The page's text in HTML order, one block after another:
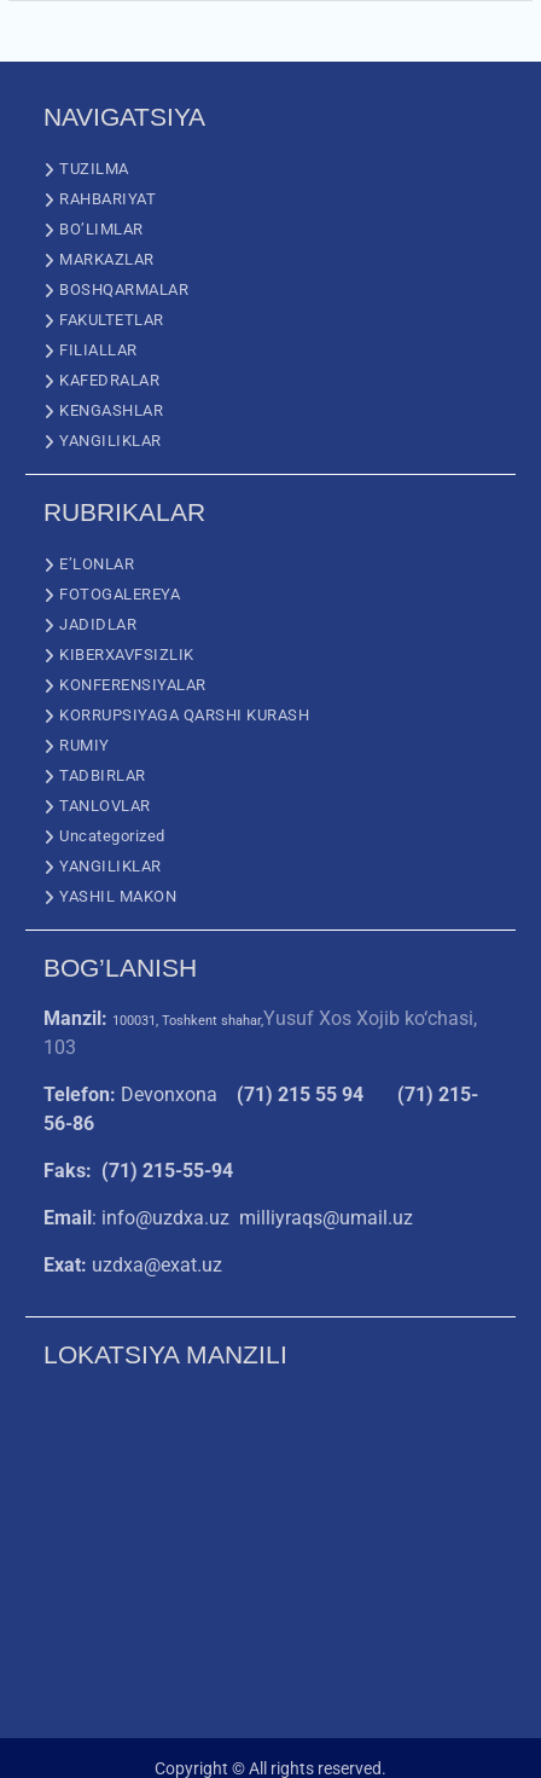
NAVIGATSIYA
TUZILMA
RAHBARIYAT
BO’LIMLAR
MARKAZLAR
BOSHQARMALAR
FAKULTETLAR
FILIALLAR
KAFEDRALAR
KENGASHLAR
YANGILIKLAR
RUBRIKALAR
E’LONLAR
FOTOGALEREYA
JADIDLAR
KIBERXAVFSIZLIK
KONFERENSIYALAR
KORRUPSIYAGA QARSHI KURASH
RUMIY
TADBIRLAR
TANLOVLAR
Uncategorized
YANGILIKLAR
YASHIL MAKON
BOG’LANISH
Manzil: 100031, Toshkent shahar,Yusuf Xos Xojib ko‘chasi,
103
Telefon: Devonxona (71) 215 55 94
(71) 215-
56-86
Faks: (71) 215-55-94
Email: info@uzdxa.uz milliyraqs@umail.uz
Exat: uzdxa@exat.uz
LOKATSIYA MANZILI
Copyright © All rights reserved.